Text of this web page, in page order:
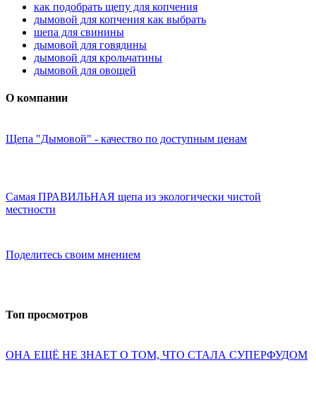
как подобрать щепу для копчения
дымовой для копчения как выбрать
шепа для свинины
дымовой для говядины
дымовой для крольчатины
дымовой для овощей
О компании
Щепа "Дымовой" - качество по доступным ценам
Самая ПРАВИЛЬНАЯ щепа из экологически чистой
местности
Поделитесь своим мнением
Топ просмотров
ОНА ЕЩЁ НЕ ЗНАЕТ О ТОМ, ЧТО СТАЛА СУПЕРФУДОМ